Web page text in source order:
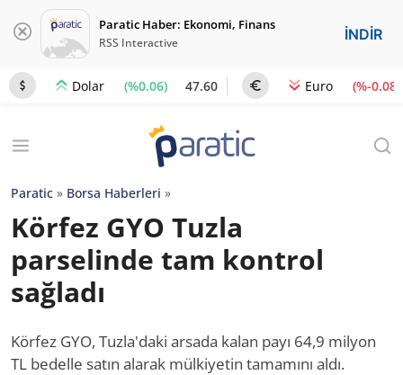
Paratic Haber: Ekonomi, Finans
RSS Interactive İNDİR
Dolar (%0.06) 47.60 Euro (%-0.08)
Paratic » Borsa Haberleri »
Körfez GYO Tuzla
parselinde tam kontrol
sağladı
Körfez GYO, Tuzla'daki arsada kalan payı 64,9 milyon
TL bedelle satın alarak mülkiyetin tamamını aldı.